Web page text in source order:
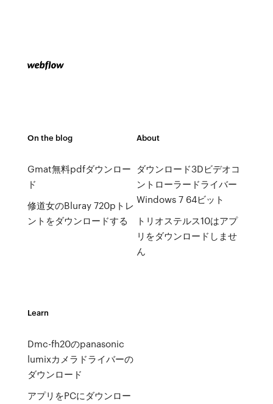
On the blog
Gmat無料pdfダウンロー
ド
修道女のBluray 720pトレ
ントをダウンロードする
About
ダウンロード3Dビデオコ
ントローラードライバー
Windows 7 64ビット
トリオステルス10はアプ
リをダウンロードしませ
ん
Learn
Dmc-fh20のpanasonic
lumixカメラドライバーの
ダウンロード
アプリをPCにダウンロー